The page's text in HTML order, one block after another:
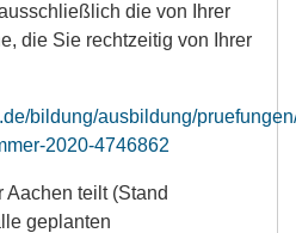
die von Ihrer
die Sie rechtzeitig von Ihrer
bildung/ausbildung/
2020-4746862
Aachen teilt (Stand
geplanten